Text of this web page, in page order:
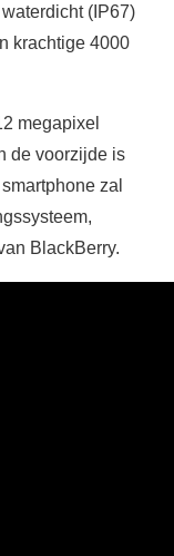
(IP67)
krachtige 4000
megapixel
de voorzijde is
zal
BlackBerry.